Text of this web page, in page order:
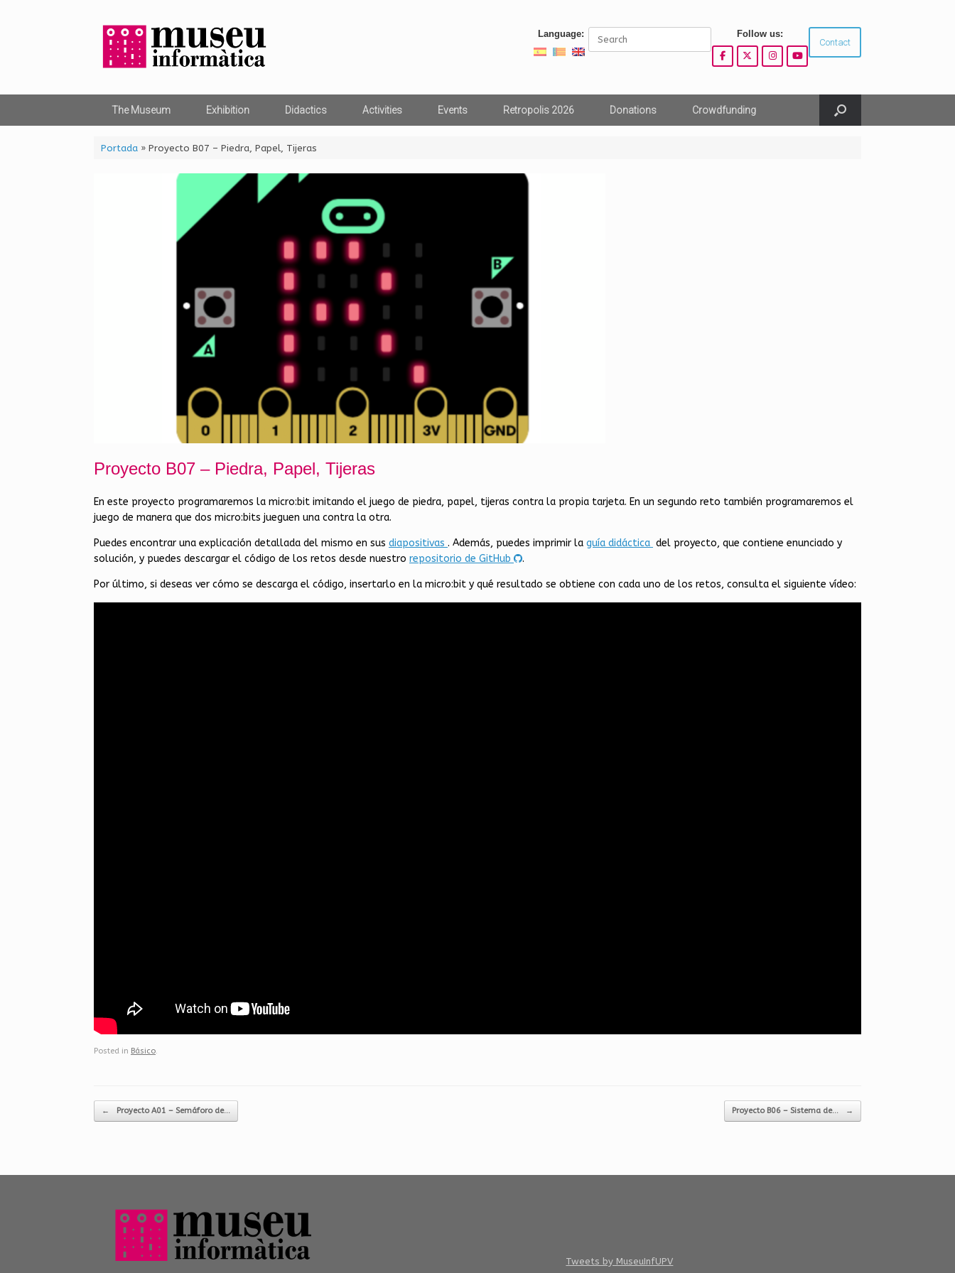
Language:
Follow us:
Contact
The Museum Exhibition Didactics Activities Events Retropolis 2026 Donations Crowdfunding
Portada» Proyecto B07 – Piedra, Papel, Tijeras
Proyecto B07 – Piedra, Papel, Tijeras
En este proyecto programaremos la micro:bit imitando el juego de piedra, papel, tijeras contra la propia tarjeta. En un segundo reto también programaremos el
juego de manera que dos micro:bits jueguen una contra la otra.
Puedes encontrar una explicación detallada del mismo en sus diapositivas . Además, puedes imprimir la guía didáctica del proyecto, que contiene enunciado y
solución, y puedes descargar el código de los retos desde nuestro repositorio de GitHub .
Por último, si deseas ver cómo se descarga el código, insertarlo en la micro:bit y qué resultado se obtiene con cada uno de los retos, consulta el siguiente vídeo:
Posted in Básico.
Post navigation
← Proyecto A01 – Semáforo de… Proyecto B06 – Sistema de… →
Tweets by MuseuInfUPV